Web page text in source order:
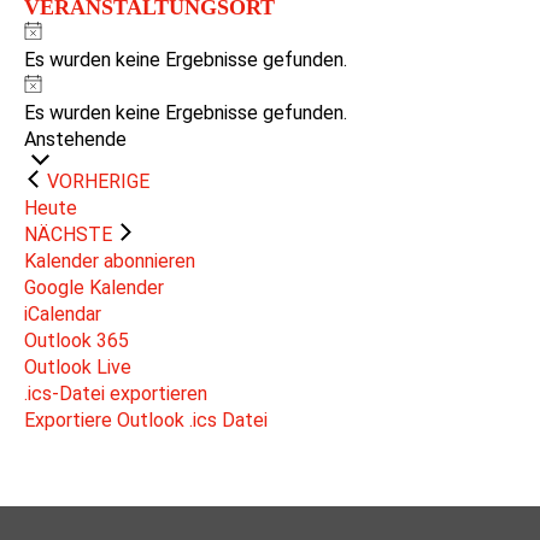
VERANSTALTUNGSORT
Hinweis
Es wurden keine Ergebnisse gefunden.
Hinweis
Es wurden keine Ergebnisse gefunden.
Anstehende
VORHERIGEVERANSTALTUNGEN
Heute
NÄCHSTE VERANSTALTUNGEN
Kalender abonnieren
Google Kalender
iCalendar
Outlook 365
Outlook Live
.ics-Datei exportieren
Exportiere Outlook .ics Datei